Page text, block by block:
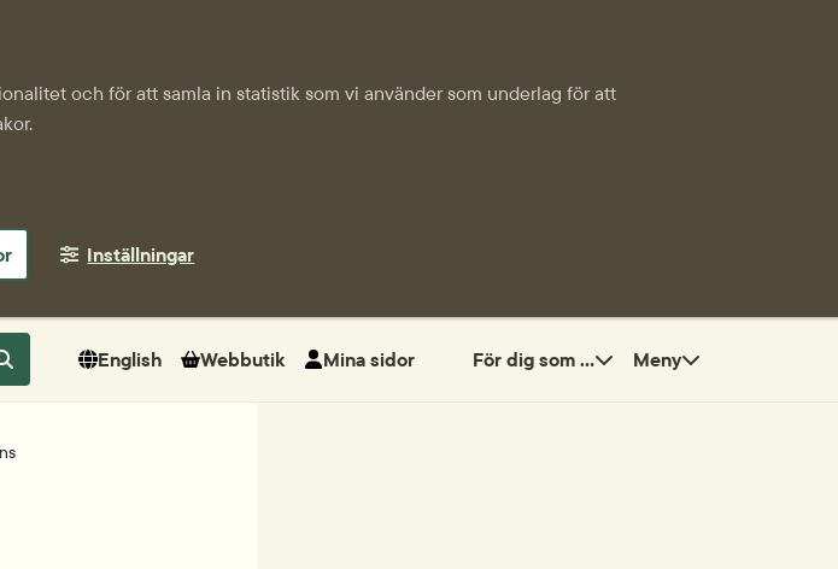
och för att samla in statistik som vi använder som underlag för att
Inställningar
Sök
English Webbutik Mina sidor För dig som ... Meny